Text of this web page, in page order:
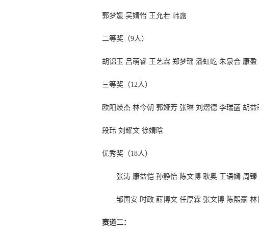
郭梦媛 吴婧怡 王允若 韩露
二等奖（9人）
胡锦玉 吕萌睿 王艺霖 郑梦瑶 潘虹屹 朱泉合 康盈
三等奖（12人）
欧阳煐杰 林今朝 郭娅芳 张琳 刘熠德 李瑞菡 胡益
段玮 刘耀文 徐婧晗
优秀奖（18人）
张涛 康益恺 孙静怡 陈文博 耿奥 王语嫣 周臻
邹国安 时政 薛博文 任厚霖 张文博 陈熙豪 林
赛道二：